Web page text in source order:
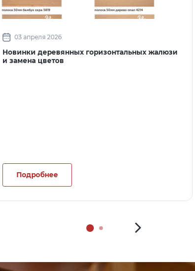
03 апреля 2026
Новинки деревянных горизонтальных жалюзи
и замена цветов
Подробнее